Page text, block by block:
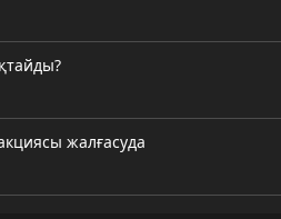
акциясы жалғасуда